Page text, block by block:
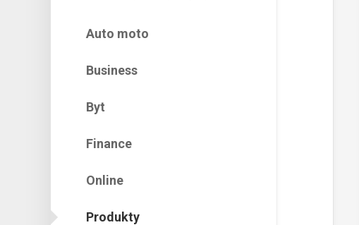
Auto moto
Business
Byt
Finance
Online
Produkty